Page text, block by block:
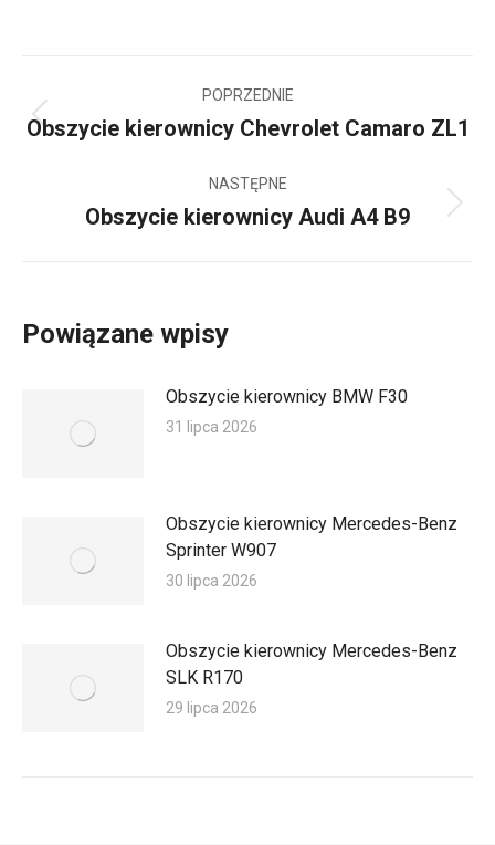
wpisów
POPRZEDNIE
Poprzedni
Obszycie kierownicy Chevrolet Camaro ZL1
NASTĘPNE
Następny
Obszycie kierownicy Audi A4 B9
Powiązane wpisy
Obszycie kierownicy BMW F30
31 lipca 2026
Obszycie kierownicy Mercedes-Benz
Sprinter W907
30 lipca 2026
Obszycie kierownicy Mercedes-Benz
SLK R170
29 lipca 2026